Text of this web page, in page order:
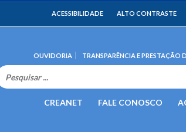
ACESSIBILIDADE ALTO CONTRASTE
OUVIDORIA TRANSPARÊNCIA E PRESTAÇÃO
CREANET FALE CONOSCO